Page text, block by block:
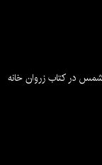
شمس در کتاب زروان خانه